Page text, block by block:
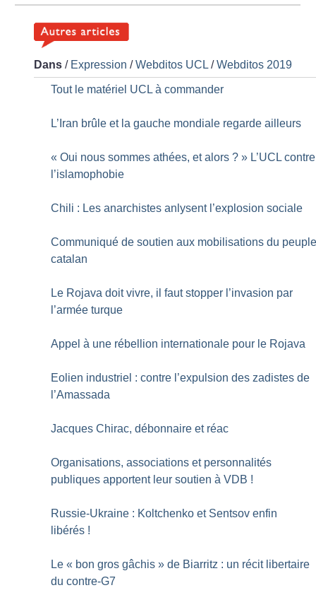
Dans / Expression /Webditos UCL /Webditos 2019
Tout le matériel UCL à commander
L’Iran brûle et la gauche mondiale regarde ailleurs
« Oui nous sommes athées, et alors ? » L’UCL contre
l’islamophobie
Chili : Les anarchistes anlysent l’explosion sociale
Communiqué de soutien aux mobilisations du
catalan
Le Rojava doit vivre, il faut stopper l’invasion par
l’armée turque
Appel à une rébellion internationale pour le Rojava
Eolien industriel : contre l’expulsion des zadistes de
l’Amassada
Jacques Chirac, débonnaire et réac
Organisations, associations et personnalités
publiques apportent leur soutien à VDB !
Russie-Ukraine : Koltchenko et Sentsov enfin
libérés !
Le « bon gros gâchis » de Biarritz : un récit libertaire
du contre-G7